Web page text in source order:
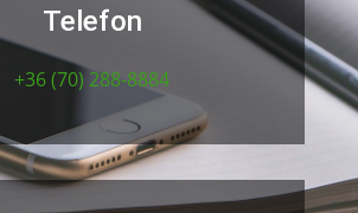
Telefon
+36 (70) 288-8884